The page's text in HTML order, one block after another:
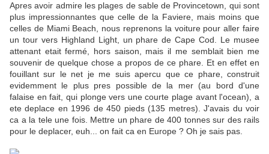
Apres avoir admire les plages de sable de Provincetown, qui sont
plus impressionnantes que celle de la Faviere, mais moins que
celles de Miami Beach, nous reprenons la voiture pour aller faire
un tour vers Highland Light, un phare de Cape Cod. Le musee
attenant etait fermé, hors saison, mais il me semblait bien me
souvenir de quelque chose a propos de ce phare. Et en effet en
fouillant sur le net je me suis apercu que ce phare, construit
evidemment le plus pres possible de la mer (au bord d'une
falaise en fait, qui plonge vers une courte plage avant l'ocean), a
ete deplace en 1996 de 450 pieds (135 metres). J'avais du voir
ca a la tele une fois. Mettre un phare de 400 tonnes sur des rails
pour le deplacer, euh... on fait ca en Europe ? Oh je sais pas.